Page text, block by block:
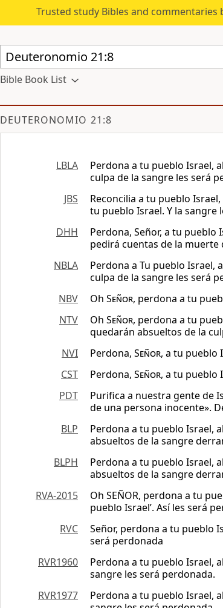
Trusted study Bibles and commentaries
Bible Book List
DEUTERONOMIO 21:8
LBLA Perdona a tu pueblo Israel,
culpa de la sangre les será
JBS
Reconcilia a tu pueblo
tu pueblo Israel. Y la sangre
DHH
Perdona, Señor, a tu pueblo
pedirá cuentas de la muerte
NBLA
Perdona a Tu pueblo Israel,
culpa de la sangre les será
NBV
Oh Señor, perdona a tu
NTV
Oh Señor, perdona a tu
quedarán absueltos de la
NVI
Perdona, Señor, a tu pueblo
CST
Perdona, Señor, a tu pueblo
PDT
Purifica a nuestra gente de
de una persona inocente».
BLP
Perdona a tu pueblo Israel,
absueltos de la sangre
BLPH
Perdona a tu pueblo Israel,
absueltos de la sangre
RVA-2015
Oh SEÑOR, perdona a tu
pueblo Israel’. Así les será
RVC
Señor, perdona a tu pueblo
será perdonada
RVR1960
Perdona a tu pueblo Israel,
sangre les será perdonada.
RVR1977
Perdona a tu pueblo Israel,